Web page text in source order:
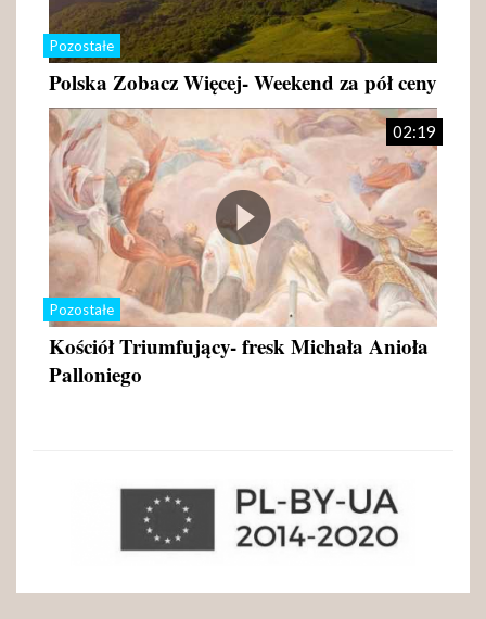
Pozostałe
Polska Zobacz Więcej- Weekend za pół ceny
Pozostałe
02:19
Kościół Triumfujący- fresk Michała Anioła
Palloniego